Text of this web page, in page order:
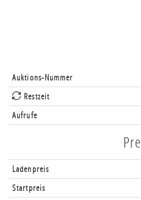
Auktions-Nummer
Restzeit
Aufrufe
Ladenpreis
Startpreis